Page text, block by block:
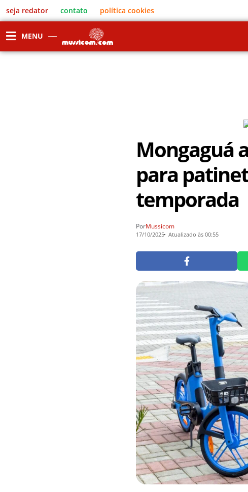
seja redator contato política cookies
MENU
Mongaguá
para
temporada
PorMussicom
17/10/2025 Atualizado às 00:55